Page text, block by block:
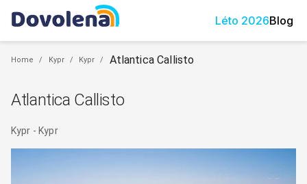
Léto 2026Blog
Home / Kypr / Kypr / Atlantica Callisto
Atlantica Callisto
Kypr - Kypr